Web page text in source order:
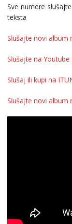
Sve numere
teksta
Slušajte novi album
Slušajte na Youtube
Slušaj ili kupi na
Slušajte novi album